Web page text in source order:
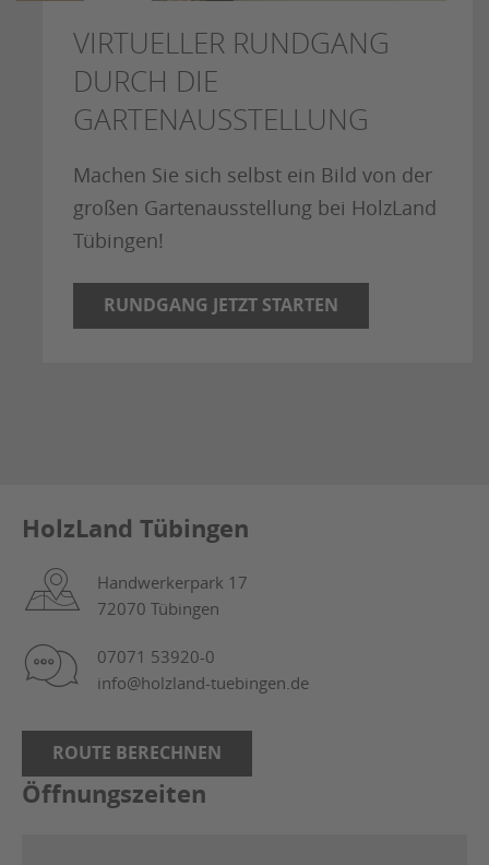
VIRTUELLER RUNDGANG
DURCH DIE
GARTENAUSSTELLUNG
Machen Sie sich selbst ein Bild von der
großen Gartenausstellung bei HolzLand
Tübingen!
RUNDGANG JETZT STARTEN
HolzLand Tübingen
Handwerkerpark 17
72070 Tübingen
07071 53920-0
info@holzland-tuebingen.de
ROUTE BERECHNEN
Öffnungszeiten